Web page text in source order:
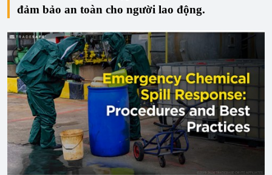
đảm bảo an toàn cho người lao động.